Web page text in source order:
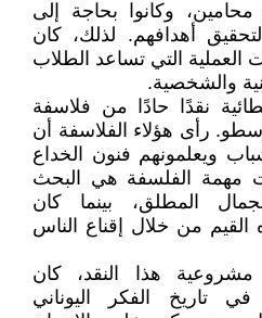
وكانوا بحاجة إلى
أهدافهم. لذلك، كان
العملية التي تساعد الطلاب
والشخصية.
نقدًا حادًا من فلاسفة
رأى هؤلاء الفلاسفة أن
ويعلمونهم فنون الخداع
مهمة الفلسفة هي البحث
المطلق، بينما كان
من خلال إقناع الناس
هذا النقد، كان
تاريخ الفكر اليوناني